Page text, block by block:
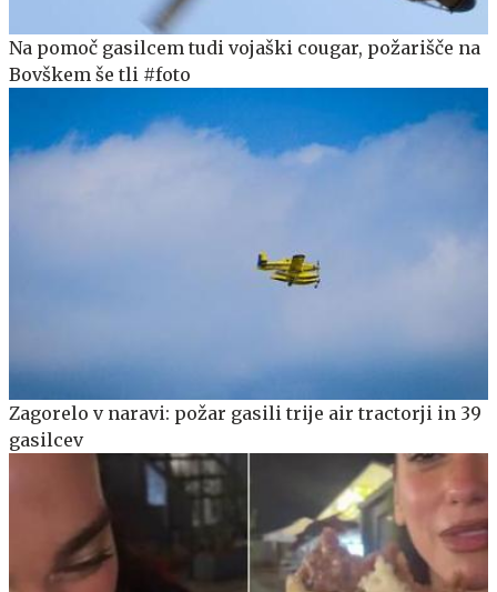
Na pomoč gasilcem tudi vojaški cougar, požarišče na
Bovškem še tli #foto
Zagorelo v naravi: požar gasili trije air tractorji in 39
gasilcev